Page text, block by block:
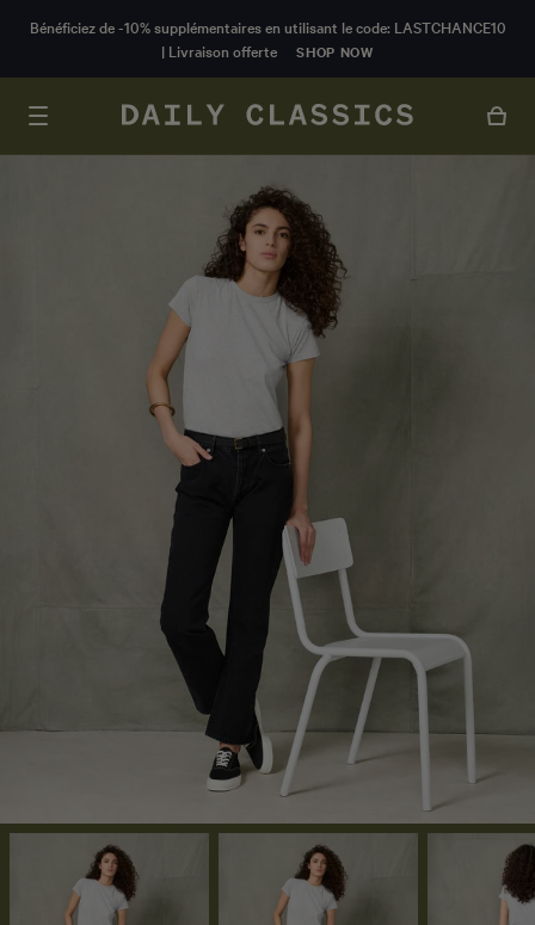
PRINCIPAL
Bénéficiez de -10% supplémentaires en utilisant le code: LASTCHANCE10
| Livraison offerte
SHOP NOW